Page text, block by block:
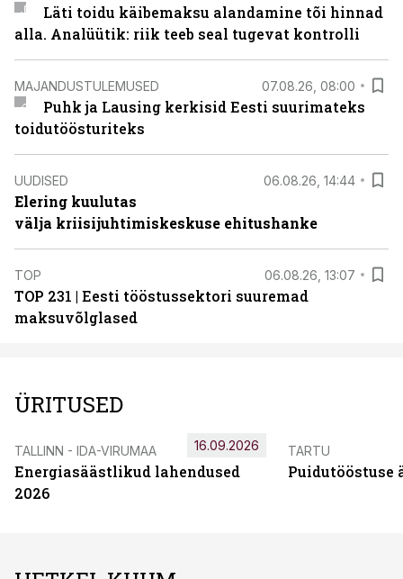
Läti toidu käibemaksu alandamine tõi hinnad
alla. Analüütik: riik teeb seal tugevat kontrolli
MAJANDUSTULEMUSED 07.08.26, 08:00
Puhk ja Lausing kerkisid Eesti suurimateks
toidutöösturiteks
UUDISED 06.08.26, 14:44
Elering kuulutas
välja kriisijuhtimiskeskuse ehitushanke
TOP 06.08.26, 13:07
TOP 231 | Eesti tööstussektori suuremad
maksuvõlglased
ÜRITUSED
TALLINN - IDA-VIRUMAA
Energiasäästlikud lahendused
2026
16.09.2026 TARTU
Puidutööstuse